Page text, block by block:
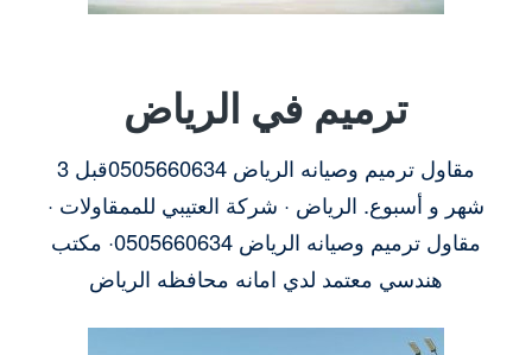
ترميم في الرياض
مقاول ترميم وصيانه الرياض 0505660634قبل 3
شهر و أسبوع. الرياض · شركة العتيبي للممقاولات ·
مقاول ترميم وصيانه الرياض 0505660634· مكتب
هندسي معتمد لدي امانه محافظه الرياض